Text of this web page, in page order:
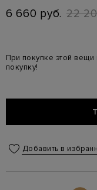
6 660 руб. 22
При покупке этой
покупку!
Добавить в